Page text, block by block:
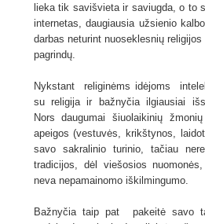
lieka tik savišvieta ir saviugda, o to
internetas, daugiausia užsienio
darbas neturint nuoseklesnių
pagrindų.
Nykstant religinėms idėjoms
su religija ir bažnyčia ilgiausiai
Nors daugumai šiuolaikinių
apeigos (vestuvės, krikštynos,
savo sakralinio turinio, tačiau
tradicijos, dėl viešosios
neva nepamainomo iškilmingumo.
Bažnyčia taip pat pakeitė savo